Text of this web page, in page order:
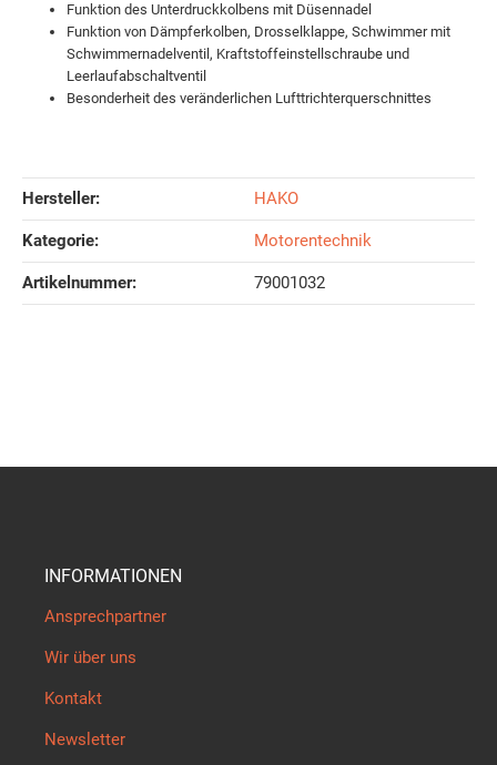
Funktion des Unterdruckkolbens mit Düsennadel
Funktion von Dämpferkolben, Drosselklappe, Schwimmer mit
Schwimmernadelventil, Kraftstoffeinstellschraube und
Leerlaufabschaltventil
Besonderheit des veränderlichen Lufttrichterquerschnittes
Hersteller: HAKO
Kategorie: Motorentechnik
Artikelnummer: 79001032
INFORMATIONEN
Ansprechpartner
Wir über uns
Kontakt
Newsletter